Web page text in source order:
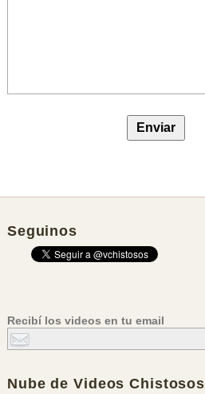
Seguinos
Recibí los videos en tu email
Nube deVideos Chistosos